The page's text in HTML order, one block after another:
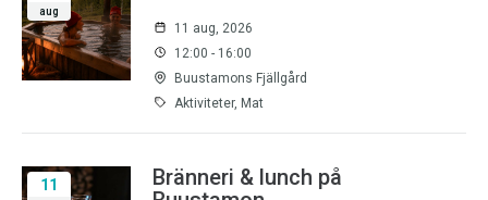
aug
11 aug, 2026
12:00 - 16:00
Buustamons Fjällgård
Aktiviteter, Mat
11
Bränneri & lunch på